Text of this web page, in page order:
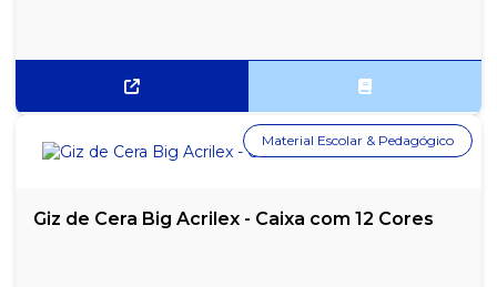
Giz de Cera Big Acrilex - Caixa com 12 Cores
Material Escolar & Pedagógico